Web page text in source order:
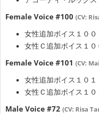
Female Voice #100 (CV:
女性追加ボイス１００
女性Ｃ追加ボイス１０
Female Voice #101 (CV:
女性追加ボイス１０１
女性Ｃ追加ボイス１０
Male Voice #72 (CV: Risa